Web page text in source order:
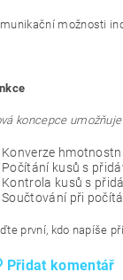
možnosti
koncepce
Konverze
Počítání kusů s
Kontrola kusů s
Součtování při
první, kdo napíše
Přidat komentář